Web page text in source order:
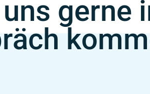
gerne